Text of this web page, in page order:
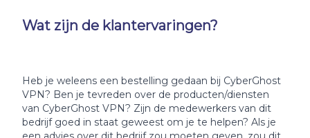
Wat zijn de klantervaringen?
Heb je weleens een bestelling gedaan bij CyberGhost
VPN? Ben je tevreden over de producten/diensten
van CyberGhost VPN? Zijn de medewerkers van dit
bedrijf goed in staat geweest om je te helpen? Als je